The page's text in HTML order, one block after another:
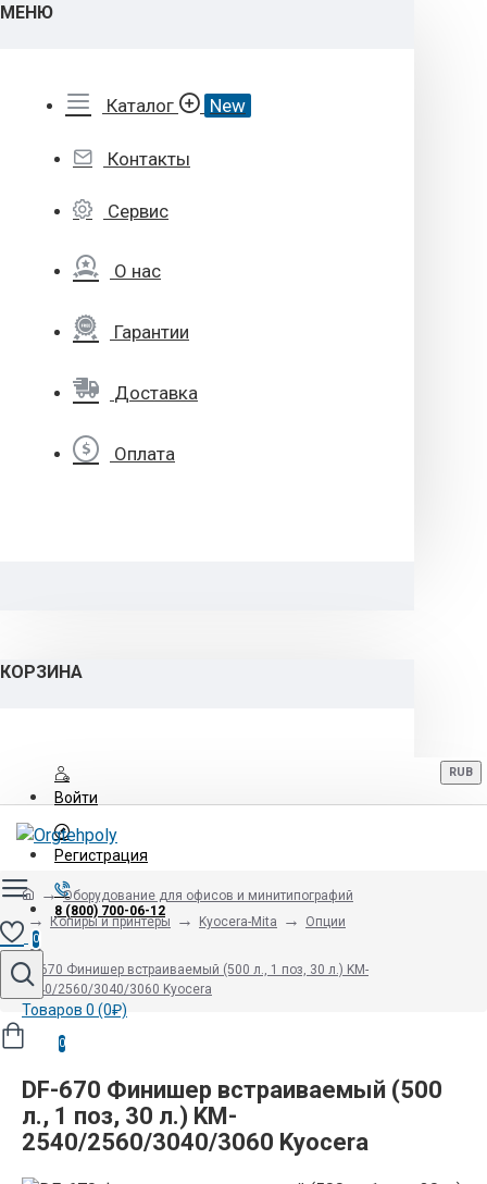
МЕНЮ
Каталог New
Контакты
Сервис
О нас
Гарантии
Доставка
Оплата
КОРЗИНА
Войти
Регистрация
8 (800) 700-06-12
RUB
0
Товаров 0 (0₽)
0
Оборудование для офисов и минитипографий
Копиры и принтеры
Kyocera-Mita Опции
DF-670 Финишер встраиваемый (500 л., 1 поз, 30 л.) KM-
2540/2560/3040/3060 Kyocera
DF-670 Финишер встраиваемый (500
л., 1 поз, 30 л.) KM-
2540/2560/3040/3060 Kyocera